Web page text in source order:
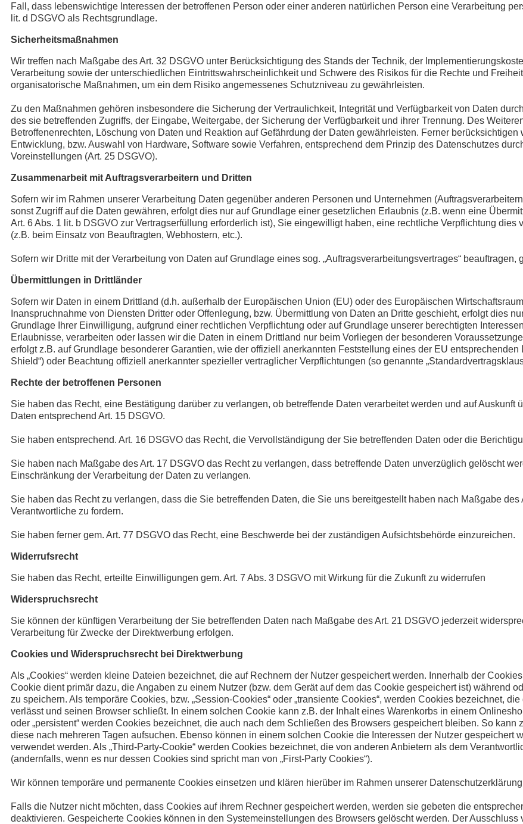
Fall, dass lebenswichtige Interessen der betroffenen Person oder einer anderen natürlichen Person eine Verarbeitung
lit. d DSGVO als Rechtsgrundlage.
Sicherheitsmaßnahmen
Wir treffen nach Maßgabe des Art. 32 DSGVO unter Berücksichtigung des Stands der Technik, der
Verarbeitung sowie der unterschiedlichen Eintrittswahrscheinlichkeit und Schwere des Risikos für die Rechte und
organisatorische Maßnahmen, um ein dem Risiko angemessenes Schutzniveau zu gewährleisten.
Zu den Maßnahmen gehören insbesondere die Sicherung der Vertraulichkeit, Integrität und Verfügbarkeit von Daten
des sie betreffenden Zugriffs, der Eingabe, Weitergabe, der Sicherung der Verfügbarkeit und ihrer Trennung. Des
Betroffenenrechten, Löschung von Daten und Reaktion auf Gefährdung der Daten gewährleisten. Ferner
Entwicklung, bzw. Auswahl von Hardware, Software sowie Verfahren, entsprechend dem Prinzip des Datenschutzes
Voreinstellungen (Art. 25 DSGVO).
Zusammenarbeit mit Auftragsverarbeitern und Dritten
Sofern wir im Rahmen unserer Verarbeitung Daten gegenüber anderen Personen und Unternehmen
sonst Zugriff auf die Daten gewähren, erfolgt dies nur auf Grundlage einer gesetzlichen Erlaubnis (z.B. wenn eine
Art. 6 Abs. 1 lit. b DSGVO zur Vertragserfüllung erforderlich ist), Sie eingewilligt haben, eine rechtliche Verpflichtung
(z.B. beim Einsatz von Beauftragten, Webhostern, etc.).
Sofern wir Dritte mit der Verarbeitung von Daten auf Grundlage eines sog. „Auftragsverarbeitungsvertrages“
Übermittlungen in Drittländer
Sofern wir Daten in einem Drittland (d.h. außerhalb der Europäischen Union (EU) oder des Europäischen
Inanspruchnahme von Diensten Dritter oder Offenlegung, bzw. Übermittlung von Daten an Dritte geschieht, erfolgt dies
Grundlage Ihrer Einwilligung, aufgrund einer rechtlichen Verpflichtung oder auf Grundlage unserer berechtigten
Erlaubnisse, verarbeiten oder lassen wir die Daten in einem Drittland nur beim Vorliegen der besonderen
erfolgt z.B. auf Grundlage besonderer Garantien, wie der offiziell anerkannten Feststellung eines der EU
Shield“) oder Beachtung offiziell anerkannter spezieller vertraglicher Verpflichtungen (so genannte
Rechte der betroffenen Personen
Sie haben das Recht, eine Bestätigung darüber zu verlangen, ob betreffende Daten verarbeitet werden und auf
Daten entsprechend Art. 15 DSGVO.
Sie haben entsprechend. Art. 16 DSGVO das Recht, die Vervollständigung der Sie betreffenden Daten oder die
Sie haben nach Maßgabe des Art. 17 DSGVO das Recht zu verlangen, dass betreffende Daten unverzüglich gelöscht
Einschränkung der Verarbeitung der Daten zu verlangen.
Sie haben das Recht zu verlangen, dass die Sie betreffenden Daten, die Sie uns bereitgestellt haben nach Maßgabe
Verantwortliche zu fordern.
Sie haben ferner gem. Art. 77 DSGVO das Recht, eine Beschwerde bei der zuständigen Aufsichtsbehörde einzureichen.
Widerrufsrecht
Sie haben das Recht, erteilte Einwilligungen gem. Art. 7 Abs. 3 DSGVO mit Wirkung für die Zukunft zu widerrufen
Widerspruchsrecht
Sie können der künftigen Verarbeitung der Sie betreffenden Daten nach Maßgabe des Art. 21 DSGVO jederzeit
Verarbeitung für Zwecke der Direktwerbung erfolgen.
Cookies und Widerspruchsrecht bei Direktwerbung
Als „Cookies“ werden kleine Dateien bezeichnet, die auf Rechnern der Nutzer gespeichert werden. Innerhalb der
Cookie dient primär dazu, die Angaben zu einem Nutzer (bzw. dem Gerät auf dem das Cookie gespeichert ist) während
zu speichern. Als temporäre Cookies, bzw. „Session-Cookies“ oder „transiente Cookies“, werden Cookies bezeichnet,
verlässt und seinen Browser schließt. In einem solchen Cookie kann z.B. der Inhalt eines Warenkorbs in einem
oder „persistent“ werden Cookies bezeichnet, die auch nach dem Schließen des Browsers gespeichert bleiben. So
diese nach mehreren Tagen aufsuchen. Ebenso können in einem solchen Cookie die Interessen der Nutzer gespeichert
verwendet werden. Als „Third-Party-Cookie“ werden Cookies bezeichnet, die von anderen Anbietern als dem
(andernfalls, wenn es nur dessen Cookies sind spricht man von „First-Party Cookies“).
Wir können temporäre und permanente Cookies einsetzen und klären hierüber im Rahmen unserer
Falls die Nutzer nicht möchten, dass Cookies auf ihrem Rechner gespeichert werden, werden sie gebeten die
deaktivieren. Gespeicherte Cookies können in den Systemeinstellungen des Browsers gelöscht werden. Der